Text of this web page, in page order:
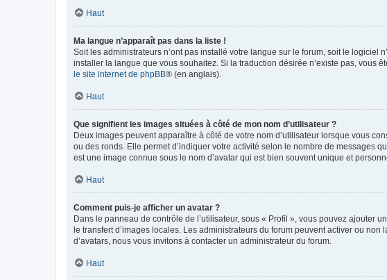
Haut
Ma langue n’apparaît pas dans la liste !
Soit les administrateurs n’ont pas installé votre langue sur le forum, soit le logiciel
installer la langue que vous souhaitez. Si la traduction désirée n’existe pas, vous
le site internet de phpBB® (en anglais).
Haut
Que signifient les images situées à côté de mon nom d’utilisateur ?
Deux images peuvent apparaître à côté de votre nom d’utilisateur lorsque vous
ou des ronds. Elle permet d’indiquer votre activité selon le nombre de messages
est une image connue sous le nom d’avatar qui est bien souvent unique et
Haut
Comment puis-je afficher un avatar ?
Dans le panneau de contrôle de l’utilisateur, sous « Profil », vous pouvez ajouter
le transfert d’images locales. Les administrateurs du forum peuvent activer ou
d’avatars, nous vous invitons à contacter un administrateur du forum.
Haut